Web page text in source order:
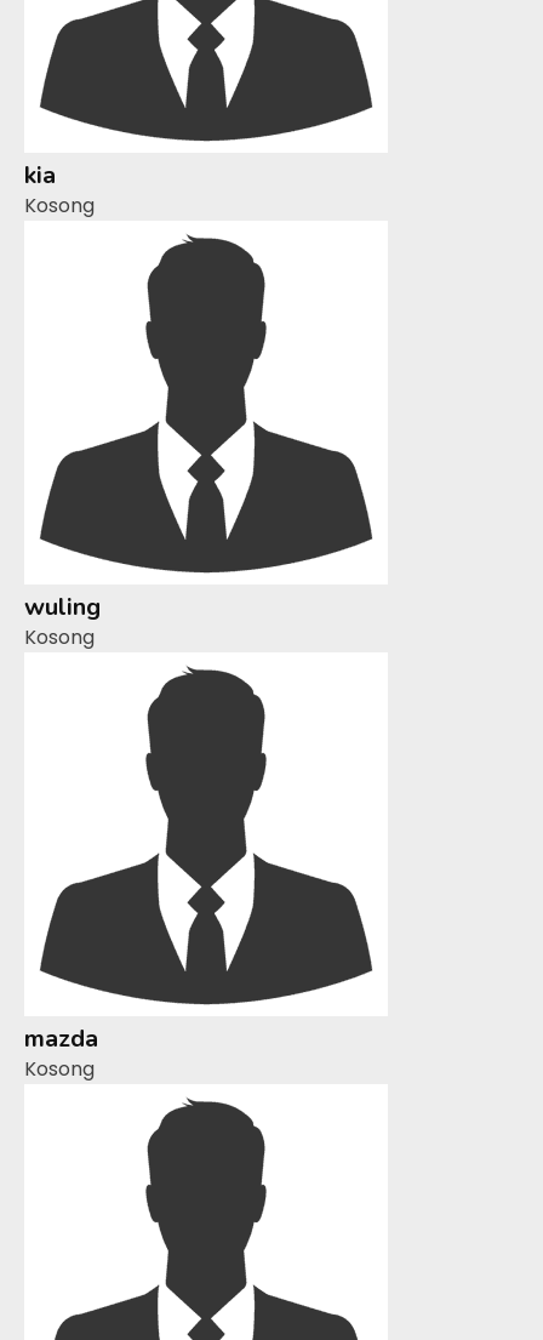
kia
Kosong
wuling
Kosong
mazda
Kosong